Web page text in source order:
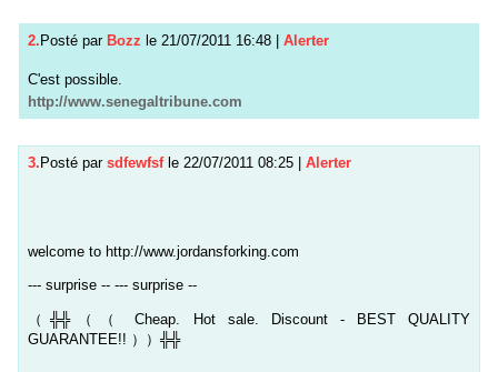
2.Posté par Bozz le 21/07/2011 16:48 | Alerter
C'est possible.
http://www.senegaltribune.com
3. Posté par sdfewfsf le 22/07/2011 08:25 Alerter
welcome to http://www.jordansforking.com
--- surprise -- --- surprise --
（╬╬（（ Cheap. Hot sale. Discount - BEST QUALITY
GUARANTEE!! ））╬╬